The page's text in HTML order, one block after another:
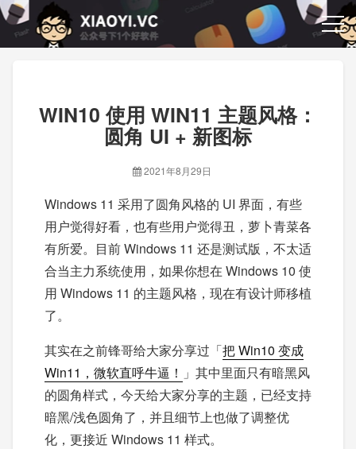
WIN10 使用 WIN11 主题风格：
圆角 UI + 新图标
2021年8月29日
Windows 11 采用了圆角风格的 UI 界面，有些
用户觉得好看，也有些用户觉得丑，萝卜青菜各
有所爱。目前 Windows 11 还是测试版，不太适
合当主力系统使用，如果你想在 Windows 10 使
用 Windows 11 的主题风格，现在有设计师移植
了。
其实在之前锋哥给大家分享过「把 Win10 变成
Win11，微软直呼牛逼！ 」其中里面只有暗黑风
的圆角样式，今天给大家分享的主题，已经支持
暗黑/浅色圆角了，并且细节上也做了调整优
化，更接近 Windows 11 样式。